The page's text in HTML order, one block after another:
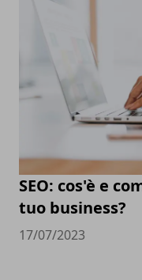
SEO: cos'è e
tuo business?
17/07/2023